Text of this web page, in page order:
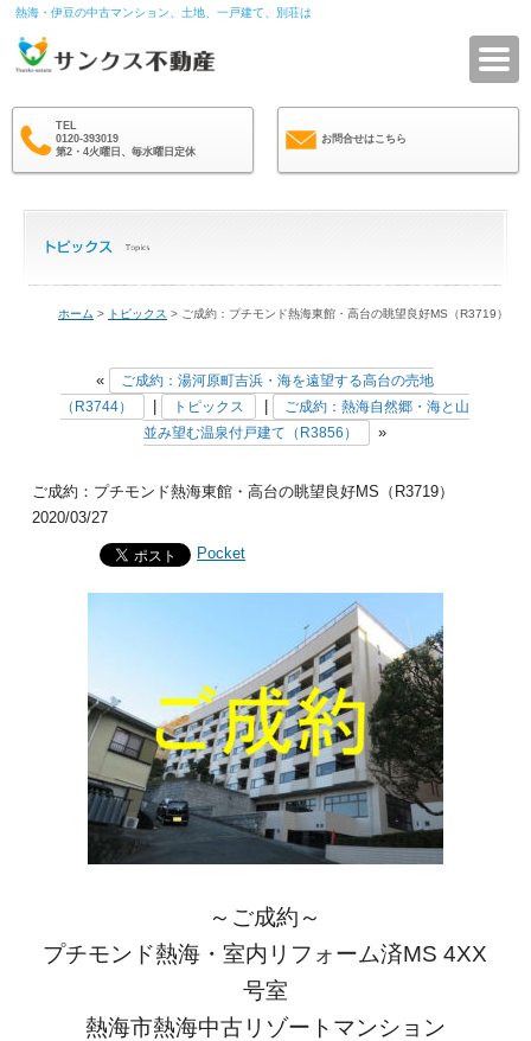
熱海・伊豆の中古マンション、土地、一戸建て、別荘は
TEL
0120-393019
第2・4火曜日、毎水曜日定休
お問合せはこちら
ホーム > トピックス > ご成約：プチモンド熱海東館・高台の眺望良好MS（R3719）
«
ご成約：湯河原町吉浜・海を遠望する高台の売地
（R3744）
トピックス
ご成約：熱海自然郷・海と山
並み望む温泉付戸建て（R3856）
»
ご成約：プチモンド熱海東館・高台の眺望良好MS（R3719）
2020/03/27
Pocket
～ご成約～
プチモンド熱海・室内リフォーム済MS 4XX
号室
熱海市熱海中古リゾートマンション